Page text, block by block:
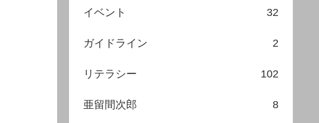
イベント 32
ガイドライン 2
リテラシー 102
亜留間次郎 8